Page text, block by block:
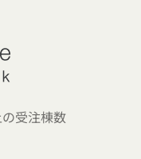
受注棟数